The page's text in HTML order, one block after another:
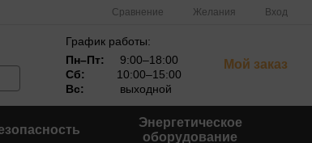
Сравнение Желания Вход
График работы:
Пн–Пт:
9:00–18:00
Сб:
10:00–15:00
Вс:
выходной
Мой заказ
Энергетическое
оборудование